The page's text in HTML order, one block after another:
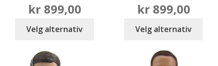
kr899,00
Velg alternativ
kr899,00
Velg alternativ